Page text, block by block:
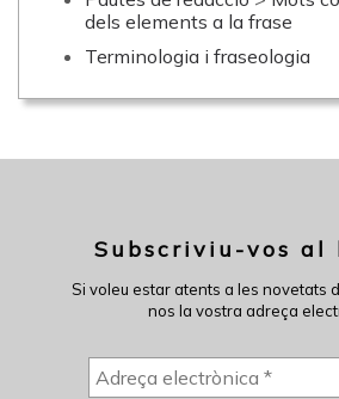
dels elements a la frase
Terminologia i fraseologia
Subscriviu-vos
Si voleu estar atents a les novetats
nos la vostra adreça